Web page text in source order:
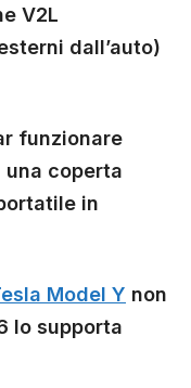
V2L
dall’auto)
funzionare
coperta
in
Model Y non
lo supporta